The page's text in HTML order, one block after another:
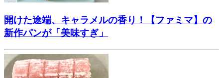
開けた途端、キャラメルの香り！【ファミマ】の
新作パンが「美味すぎ」